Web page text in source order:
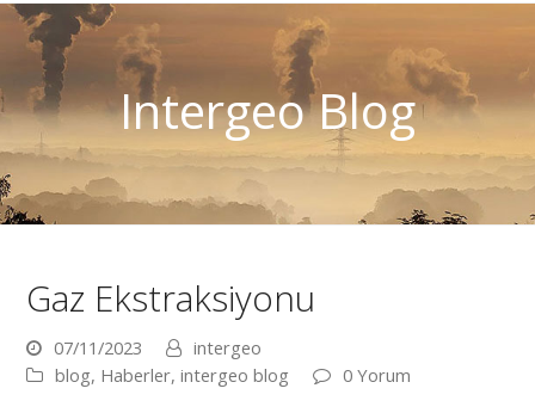
Intergeo Blog
Gaz Ekstraksiyonu
07/11/2023
intergeo
blog, Haberler,intergeo blog 0 Yorum